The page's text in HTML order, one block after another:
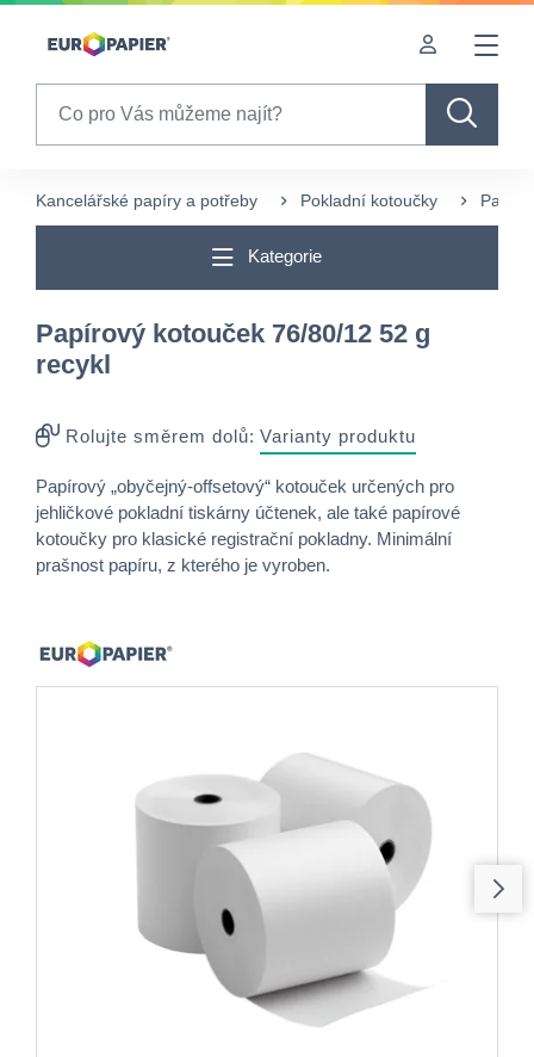
Table Of Content
Kancelářské papíry a potřeby Pokladní kotoučky
Kategorie
Papírový kotouček 76/80/12 52 g
recykl
Rolujte směrem dolů: Varianty produktu
Papírový „obyčejný-offsetový“ kotouček určených pro
jehličkové pokladní tiskárny účtenek, ale také papírové
kotoučky pro klasické registrační pokladny. Minimální
prašnost papíru, z kterého je vyroben.